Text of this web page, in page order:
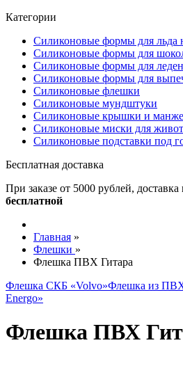
Категории
Силиконовые формы для льда
Силиконовые формы для
Силиконовые формы для
Силиконовые формы для
Силиконовые флешки
Силиконовые мундштуки
Силиконовые крышки и
Силиконовые миски для
Силиконовые подставки под
Бесплатная доставка
При заказе от 5000 рублей,
бесплатной
Главная »
Флешки »
Флешка ПВХ Гитара
Флешка СКБ «Volvo»Флешка из ПВХ
Energo»
Флешка ПВХ